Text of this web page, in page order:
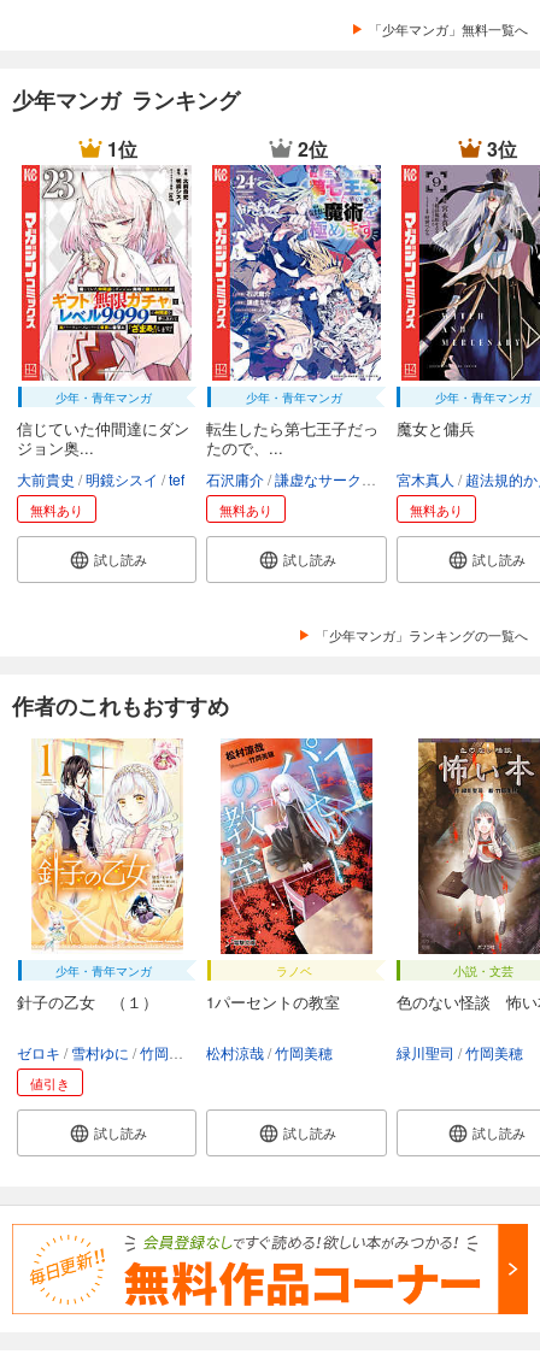
「少年マンガ」無料一覧へ
少年マンガ ランキング
1位
少年・青年マンガ
信じていた仲間達にダン
ジョン奥...
大前貴史 明鏡シスイ tef
無料あり
試し読み
2位
少年・青年マンガ
転生したら第七王子だっ
たので、...
石沢庸介 謙虚なサークル メル。
無料あり
試し読み
3位
少年・青年マンガ
魔女と傭兵
宮木真人 超法規的か
無料あり
試し読み
「少年マンガ」ランキングの一覧へ
作者のこれもおすすめ
少年・青年マンガ
針子の乙女 （１）
ゼロキ 雪村ゆに 竹岡美穂
値引き
試し読み
ラノベ
1パーセントの教室
松村涼哉 竹岡美穂
試し読み
小説・文芸
色のない怪談 怖い
緑川聖司 竹岡美穂
試し読み